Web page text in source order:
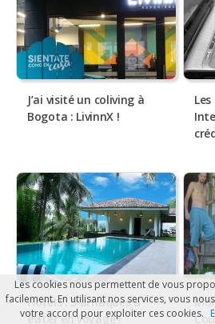
J’ai visité un coliving à
Bogota : LivinnX !
Hôtels : 5 arnaques à
éviter en voyage !
Les cookies nous permettent de vous
facilement. En utilisant nos services, vous
votre accord pour exploiter ces cookies.